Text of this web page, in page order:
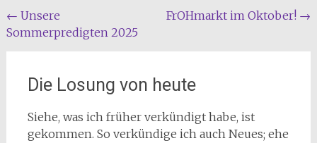
Beitragsnavigation
← Unsere
Sommerpredigten 2025
FrOHmarkt im Oktober! →
Die Losung von heute
Siehe, was ich früher verkündigt habe, ist
gekommen. So verkündige ich auch Neues; ehe